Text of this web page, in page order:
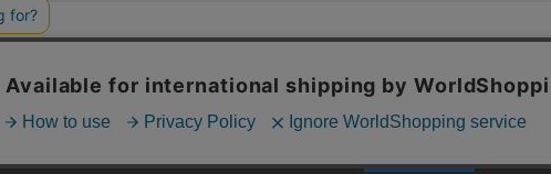
個人情報保護方針
当サイトでは利用体験の向上およびコンテンツの最適な提供、トラフィックの
サイトの閲覧を継続された場合、Cookieの利用に同意したことものといたしま
詳細についてはプライバシーポリシー をご確認ください。